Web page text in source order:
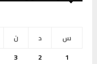
س
د ن
1
2
3